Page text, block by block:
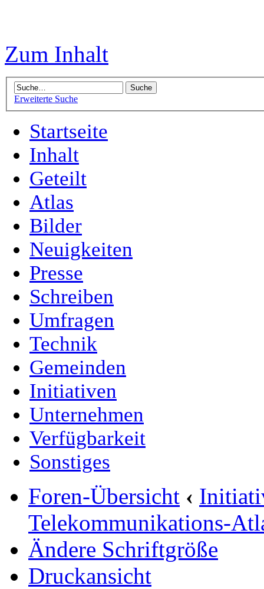
Zum Inhalt
Erweiterte Suche
Startseite
Inhalt
Geteilt
Atlas
Bilder
Neuigkeiten
Presse
Schreiben
Umfragen
Technik
Gemeinden
Initiativen
Unternehmen
Verfügbarkeit
Sonstiges
Foren-Übersicht ‹
Telekommunikations-
Ändere Schriftgröße
Druckansicht